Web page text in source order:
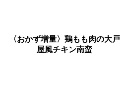
〈おかず増量〉鶏もも肉の大戸
屋風チキン南蛮